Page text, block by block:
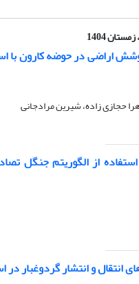
اراضی در حوضه کارون با
حجازی زاده، شیرین مرادجانی
از الگوریتم جنگل
و انتشار گردوغبار در